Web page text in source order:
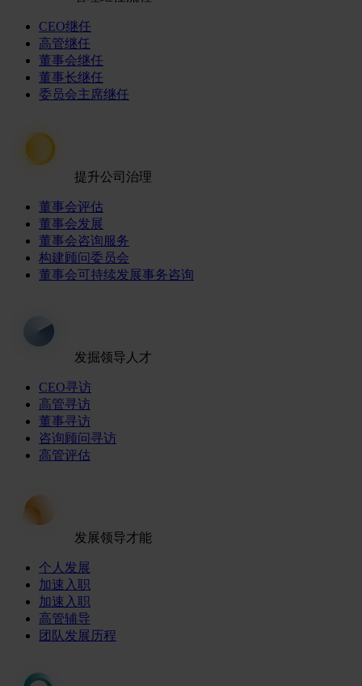
CEO继任
高管继任
董事会继任
董事长继任
委员会主席继任
提升公司治理
董事会评估
董事会发展
董事会咨询服务
构建顾问委员会
董事会可持续发展事务咨询
发掘领导人才
CEO寻访
高管寻访
董事寻访
咨询顾问寻访
高管评估
发展领导才能
个人发展
加速入职
加速入职
高管辅导
团队发展历程